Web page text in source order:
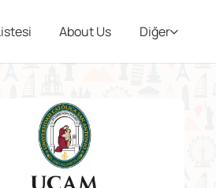
About Us Diğer